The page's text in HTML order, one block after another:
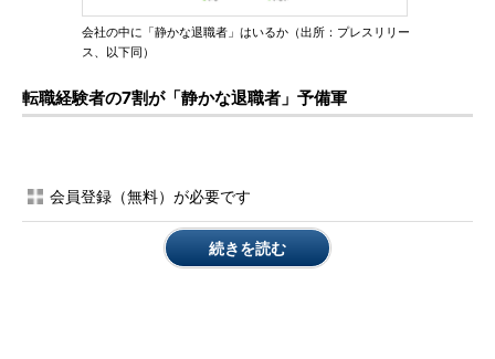
会社の中に「静かな退職者」はいるか（出所：プレスリリー
ス、以下同）
転職経験者の7割が「静かな退職者」予備軍
会員登録（無料）が必要です
続きを読む